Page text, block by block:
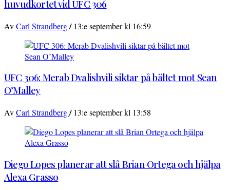
huvudkortet vid UFC 306
AvCarl Strandberg/ 13:e september kl 16:59
UFC 306: Merab Dvalishvili siktar på bältet mot Sean
O’Malley
AvCarl Strandberg/ 13:e september kl 13:58
Diego Lopes planerar att slå Brian Ortega och hjälpa
Alexa Grasso